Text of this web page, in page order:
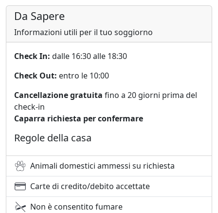
Da Sapere
Informazioni utili per il tuo soggiorno
Check In: dalle 16:30 alle 18:30
Check Out: entro le 10:00
Cancellazione gratuita fino a 20 giorni prima del
check-in
Caparra richiesta per confermare
Regole della casa
Animali domestici ammessi su richiesta
Carte di credito/debito accettate
Non è consentito fumare